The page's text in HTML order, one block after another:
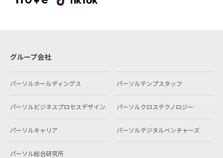
グループ会社
パーソルホールディングス パーソルテンプスタッフ
パーソルビジネスプロセスデザイン パーソルクロステクノロジー
パーソルキャリア パーソルデジタルベンチャーズ
パーソル総合研究所